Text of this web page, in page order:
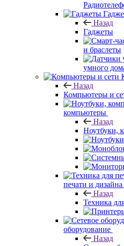
Назад
Гаджеты
и браслеты
умного
Назад
Компьютеры и
компьютеры
Назад
Ноутбуки,
печати и дизайна
Назад
Техника
оборудование
Назад